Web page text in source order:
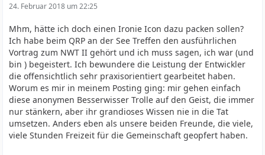
24. Februar 2018 um 22:25
Mhm, hätte ich doch einen Ironie Icon dazu packen sollen?
Ich habe beim QRP an der See Treffen den ausführlichen
Vortrag zum NWT II gehört und ich muss sagen, ich war (und
bin ) begeistert. Ich bewundere die Leistung der Entwickler
die offensichtlich sehr praxisorientiert gearbeitet haben.
Worum es mir in meinem Posting ging: mir gehen einfach
diese anonymen Besserwisser Trolle auf den Geist, die immer
nur stänkern, aber ihr grandioses Wissen nie in die Tat
umsetzen. Anders eben als unsere beiden Freunde, die viele,
viele Stunden Freizeit für die Gemeinschaft geopfert haben.